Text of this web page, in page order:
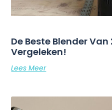
De Beste Blender Van
Vergeleken!
Lees Meer